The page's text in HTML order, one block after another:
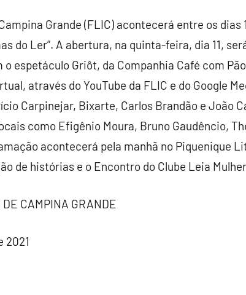
Grande (FLIC) acontecerá entre os dias
do Ler”. A abertura, na quinta-feira, dia 11,
o espetáculo Griôt, da Companhia Café com
através do YouTube da FLIC e do Google
Carpinejar, Bixarte, Carlos Brandão e João
como Efigênio Moura, Bruno Gaudêncio,
acontecerá pela manhã no Piquenique
de histórias e o Encontro do Clube Leia
CAMPINA GRANDE
2021